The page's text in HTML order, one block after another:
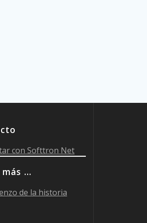
con Softtron Net
más …
de la historia